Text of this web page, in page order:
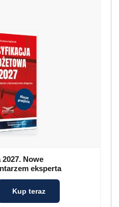
Nowe
eksperta
Kup teraz